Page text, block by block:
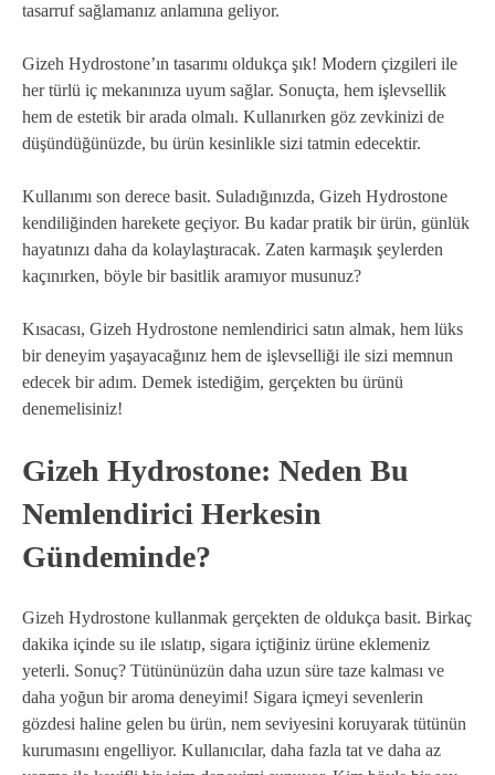
tasarruf sağlamanız anlamına geliyor.
Gizeh Hydrostone’ın tasarımı oldukça şık! Modern çizgileri ile
her türlü iç mekanınıza uyum sağlar. Sonuçta, hem işlevsellik
hem de estetik bir arada olmalı. Kullanırken göz zevkinizi de
düşündüğünüzde, bu ürün kesinlikle sizi tatmin edecektir.
Kullanımı son derece basit. Suladığınızda, Gizeh Hydrostone
kendiliğinden harekete geçiyor. Bu kadar pratik bir ürün, günlük
hayatınızı daha da kolaylaştıracak. Zaten karmaşık şeylerden
kaçınırken, böyle bir basitlik aramıyor musunuz?
Kısacası, Gizeh Hydrostone nemlendirici satın almak, hem lüks
bir deneyim yaşayacağınız hem de işlevselliği ile sizi memnun
edecek bir adım. Demek istediğim, gerçekten bu ürünü
denemelisiniz!
Gizeh Hydrostone: Neden Bu
Nemlendirici Herkesin
Gündeminde?
Gizeh Hydrostone kullanmak gerçekten de oldukça basit. Birkaç
dakika içinde su ile ıslatıp, sigara içtiğiniz ürüne eklemeniz
yeterli. Sonuç? Tütününüzün daha uzun süre taze kalması ve
daha yoğun bir aroma deneyimi! Sigara içmeyi sevenlerin
gözdesi haline gelen bu ürün, nem seviyesini koruyarak tütünün
kurumasını engelliyor. Kullanıcılar, daha fazla tat ve daha az